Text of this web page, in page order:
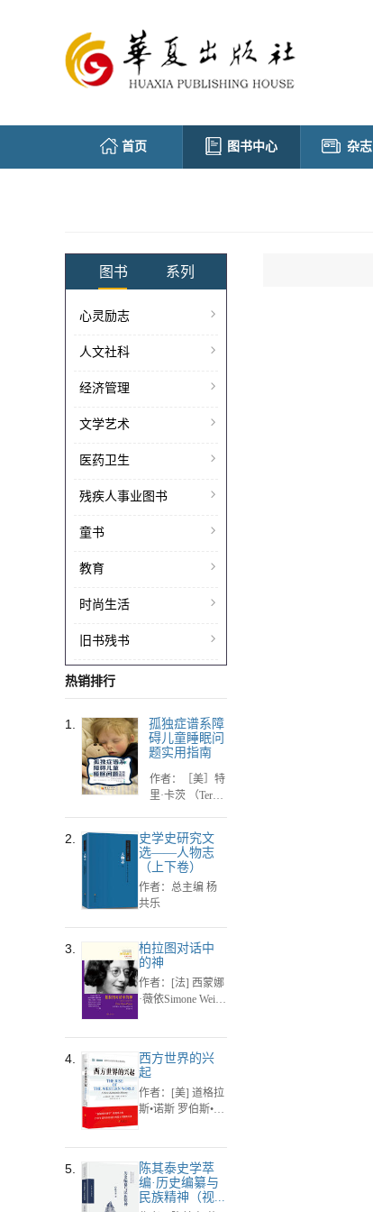
首页 图书中心 杂
图书 系列
心灵励志
人文社科
经济管理
文学艺术
医药卫生
残疾人事业图书
童书
教育
时尚生活
旧书残书
热销排行
1.
孤独症谱系障
碍儿童睡眠问
题实用指南
作者：［美］特
里·卡茨 （Terry
h Malow）
2.
史学史研究文
选——人物志
（上下卷）
作者：总主编 杨
共乐
3.
柏拉图对话中
的神
作者：[法] 西蒙娜
·薇依Simone Weil
4.
西方世界的兴
起
作者：[美] 道格拉
斯•诺斯 罗伯斯•托
5.
陈其泰史学萃
编·历史编纂与
民族精神（视...